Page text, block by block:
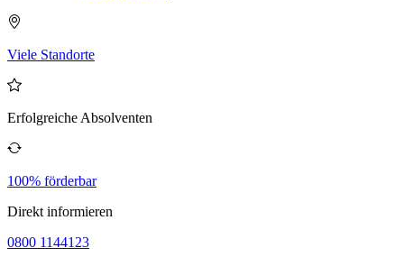
Viele Standorte
Erfolgreiche Absolventen
100% förderbar
Direkt informieren
0800 1144123